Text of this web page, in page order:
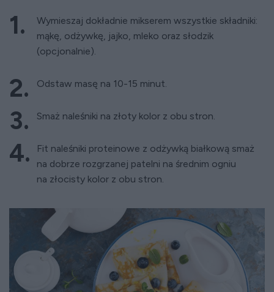
Wymieszaj dokładnie mikserem wszystkie składniki:
mąkę, odżywkę, jajko, mleko oraz słodzik
(opcjonalnie).
Odstaw masę na 10-15 minut.
Smaż naleśniki na złoty kolor z obu stron.
Fit naleśniki proteinowe z odżywką białkową smaż
na dobrze rozgrzanej patelni na średnim ogniu
na złocisty kolor z obu stron.